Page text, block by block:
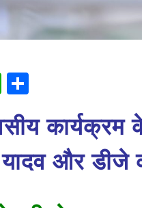
W
at
s
A
a
re
कार्यक्रम
और डीजे